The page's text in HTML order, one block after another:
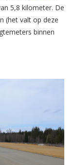
5,8 kilometer. De
(het valt op deze
binnen